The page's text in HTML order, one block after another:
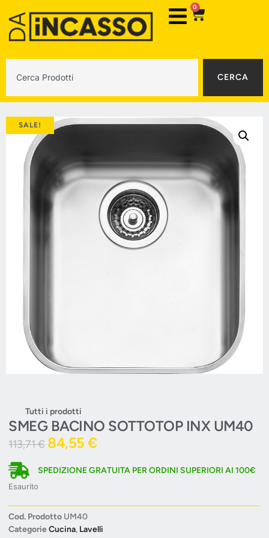
0
CERCA
SALE!
Tutti i prodotti
SMEG BACINO SOTTOTOP INX UM40
113,71€ 84,55 €
SPEDIZIONE GRATUITA PER ORDINI SUPERIORI AI 100€
Esaurito
Cod. Prodotto UM40
CategorieCucina, Lavelli